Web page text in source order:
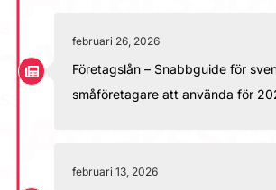
februari 26, 2026
Företagslån – Snabbguide för
småföretagare att använda för
februari 13, 2026